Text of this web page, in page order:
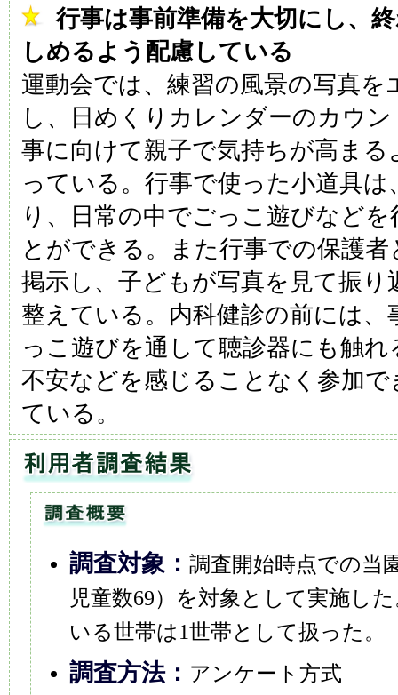
行事は事前準備を大切にし、
しめるよう配慮している
運動会では、練習の風景の写真
し、日めくりカレンダーのカウ
事に向けて親子で気持ちが高ま
っている。行事で使った小道具は
り、日常の中でごっこ遊びなど
とができる。また行事での保護
掲示し、子どもが写真を見て振
整えている。内科健診の前には、
っこ遊びを通して聴診器にも触
不安などを感じることなく参加
ている。
調査対象： 調査開始時点での当
児童数69）を対象として実施し
いる世帯は1世帯として扱った。
調査方法： アンケート方式